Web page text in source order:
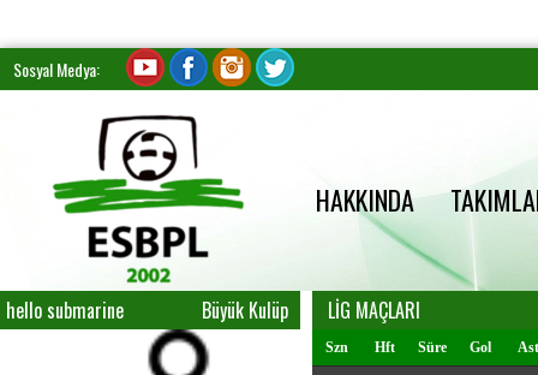
Sosyal Medya:
HAKKINDA
hello submarine Büyük Kulüp LİG MAÇLARI
Szn Hft Süre Gol Ast